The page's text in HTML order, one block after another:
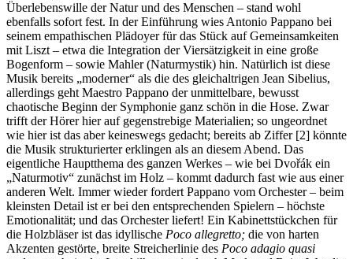
Überlebenswille der Natur und des Menschen – stand wohl
ebenfalls sofort fest. In der Einführung wies Antonio Pappano bei
seinem empathischen Plädoyer für das Stück auf Gemeinsamkeiten
mit Liszt – etwa die Integration der Viersätzigkeit in eine große
Bogenform – sowie Mahler (Naturmystik) hin. Natürlich ist diese
Musik bereits „moderner“ als die des gleichaltrigen Jean Sibelius,
allerdings geht Maestro Pappano der unmittelbare, bewusst
chaotische Beginn der Symphonie ganz schön in die Hose. Zwar
trifft der Hörer hier auf gegenstrebige Materialien; so ungeordnet
wie hier ist das aber keineswegs gedacht; bereits ab Ziffer [2] könnte
die Musik strukturierter erklingen als an diesem Abend. Das
eigentliche Hauptthema des ganzen Werkes – wie bei Dvořák ein
„Naturmotiv“ zunächst im Holz – kommt dadurch fast wie aus einer
anderen Welt. Immer wieder fordert Pappano vom Orchester – beim
kleinsten Detail ist er bei den entsprechenden Spielern – höchste
Emotionalität; und das Orchester liefert! Ein Kabinettstückchen für
die Holzbläser ist das idyllische Poco allegretto; die von harten
Akzenten gestörte, breite Streicherlinie des Poco adagio quasi